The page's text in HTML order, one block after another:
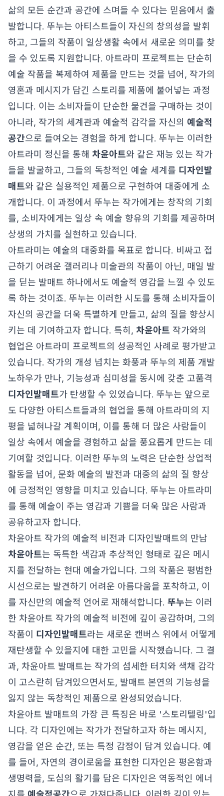
삶의 모든 순간과 공간에 스며들 수 있다는 믿음에서 출
발합니다. 뚜누는 아티스트들이 자신의 창의성을 발휘
하고, 그들의 작품이 일상생활 속에서 새로운 의미를 찾
을 수 있도록 지원합니다. 아트라미 프로젝트는 단순히
예술 작품을 복제하여 제품을 만드는 것을 넘어, 작가의
영혼과 메시지가 담긴 스토리를 제품에 불어넣는 과정
입니다. 이는 소비자들이 단순한 물건을 구매하는 것이
아니라, 작가의 세계관과 예술적 감각을 자신의 예술적
공간으로 들여오는 경험을 하게 합니다. 뚜누는 이러한
아트라미 정신을 통해 차윤아트와 같은 재능 있는 작가
들을 발굴하고, 그들의 독창적인 예술 세계를 디자인발
매트와 같은 실용적인 제품으로 구현하여 대중에게 소
개합니다. 이 과정에서 뚜누는 작가에게는 창작의 기회
를, 소비자에게는 일상 속 예술 향유의 기회를 제공하며
상생의 가치를 실현하고 있습니다.
아트라미는 예술의 대중화를 목표로 합니다. 비싸고 접
근하기 어려운 갤러리나 미술관의 작품이 아닌, 매일 발
을 딛는 발매트 하나에서도 예술적 영감을 느낄 수 있도
록 하는 것이죠. 뚜누는 이러한 시도를 통해 소비자들이
자신의 공간을 더욱 특별하게 만들고, 삶의 질을 향상시
키는 데 기여하고자 합니다. 특히, 차윤아트 작가와의
협업은 아트라미 프로젝트의 성공적인 사례로 평가받고
있습니다. 작가의 개성 넘치는 화풍과 뚜누의 제품 개발
노하우가 만나, 기능성과 심미성을 동시에 갖춘 고품격
디자인발매트가 탄생할 수 있었습니다. 뚜누는 앞으로
도 다양한 아티스트들과의 협업을 통해 아트라미의 지
평을 넓혀나갈 계획이며, 이를 통해 더 많은 사람들이
일상 속에서 예술을 경험하고 삶을 풍요롭게 만드는 데
기여할 것입니다. 이러한 뚜누의 노력은 단순한 상업적
활동을 넘어, 문화 예술의 발전과 대중의 삶의 질 향상
에 긍정적인 영향을 미치고 있습니다. 뚜누는 아트라미
를 통해 예술이 주는 영감과 기쁨을 더욱 많은 사람과
공유하고자 합니다.
차윤아트 작가의 예술적 비전과 디자인발매트의 만남
차윤아트는 독특한 색감과 추상적인 형태로 깊은 메시
지를 전달하는 현대 예술가입니다. 그의 작품은 평범한
시선으로는 발견하기 어려운 아름다움을 포착하고, 이
를 자신만의 예술적 언어로 재해석합니다. 뚜누는 이러
한 차윤아트 작가의 예술적 비전에 깊이 공감하며, 그의
작품이 디자인발매트라는 새로운 캔버스 위에서 어떻게
재탄생할 수 있을지에 대한 고민을 시작했습니다. 그 결
과, 차윤아트 발매트는 작가의 섬세한 터치와 색채 감각
이 고스란히 담겨있으면서도, 발매트 본연의 기능성을
잃지 않는 독창적인 제품으로 완성되었습니다.
차윤아트 발매트의 가장 큰 특징은 바로 '스토리텔링'입
니다. 각 디자인에는 작가가 전달하고자 하는 메시지,
영감을 얻은 순간, 또는 특정 감정이 담겨 있습니다. 예
를 들어, 자연의 경이로움을 표현한 디자인은 평온함과
생명력을, 도심의 활기를 담은 디자인은 역동적인 에너